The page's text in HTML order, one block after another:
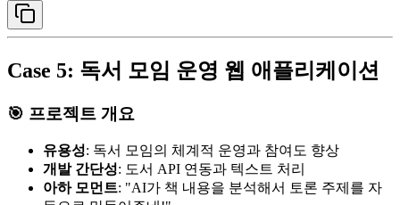
Case 5: 독서 모임 운영 웹 애플리케이션
🎯 프로젝트 개요
유용성: 독서 모임의 체계적 운영과 참여도 향상
개발 간단성: 도서 API 연동과 텍스트 처리
아하 모먼트: "AI가 책 내용을 분석해서 토론 주제를 자